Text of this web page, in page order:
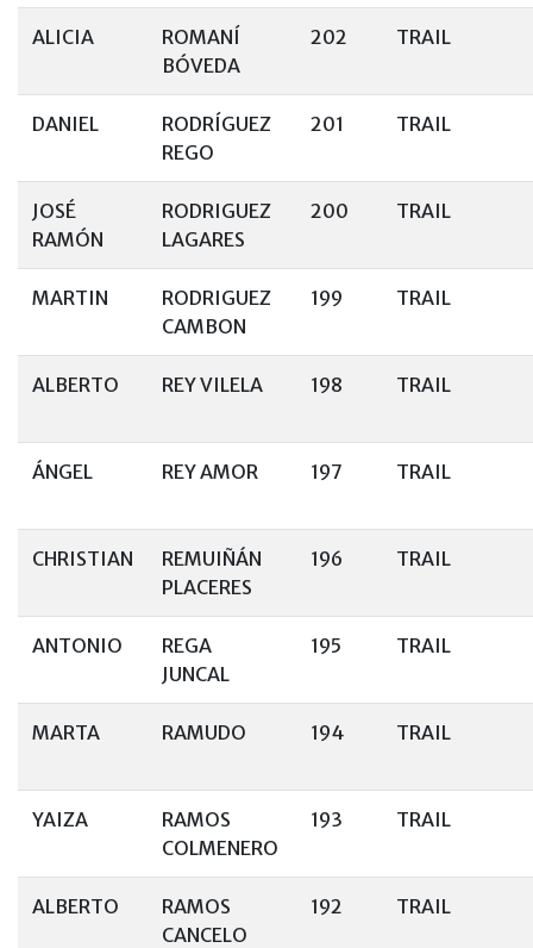
ALICIA
ROMANÍ
BÓVEDA
202 TRAIL
DANIEL
RODRÍGUEZ
REGO
201 TRAIL
JOSÉ
RAMÓN
RODRIGUEZ
LAGARES
200 TRAIL
MARTIN
RODRIGUEZ
CAMBON
199 TRAIL
ALBERTO REY VILELA 198 TRAIL
ÁNGEL REY AMOR 197 TRAIL
CHRISTIAN
REMUIÑÁN
PLACERES
196 TRAIL
ANTONIO
REGA
JUNCAL
195 TRAIL
MARTA RAMUDO 194 TRAIL
YAIZA
RAMOS
COLMENERO
193 TRAIL
ALBERTO
RAMOS
CANCELO
192 TRAIL